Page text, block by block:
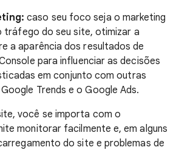
caso seu foco seja o marketing
tráfego do seu site, otimizar a
a aparência dos resultados de
para influenciar as decisões
em conjunto com outras
Trends e o Google Ads.
você se importa com o
monitorar facilmente e, em alguns
do site e problemas de